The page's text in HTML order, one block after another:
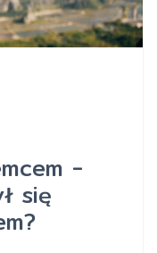
-
się